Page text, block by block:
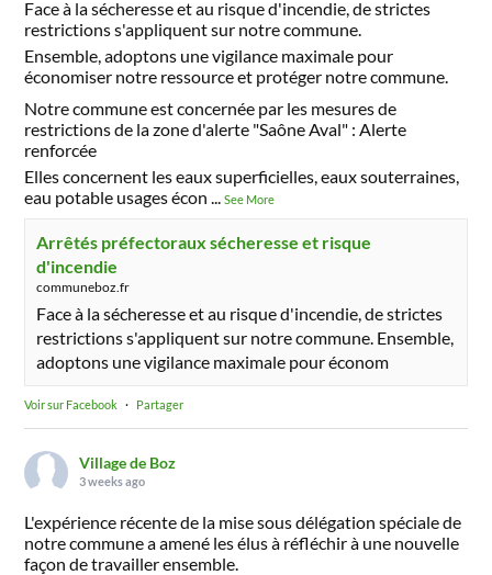
Face à la sécheresse et au risque d'incendie, de strictes
restrictions s'appliquent sur notre commune.
Ensemble, adoptons une vigilance maximale pour
économiser notre ressource et protéger notre commune.
Notre commune est concernée par les mesures de
restrictions de la zone d'alerte "Saône Aval" : Alerte
renforcée
Elles concernent les eaux superficielles, eaux souterraines,
eau potable usages écon ...See More
Arrêtés préfectoraux sécheresse et risque
d'incendie
communeboz.fr
Face à la sécheresse et au risque d'incendie, de strictes
restrictions s'appliquent sur notre commune. Ensemble,
adoptons une vigilance maximale pour économ
Voir sur Facebook · Partager
Village de Boz
3 weeks ago
L'expérience récente de la mise sous délégation spéciale de
notre commune a amené les élus à réfléchir à une nouvelle
façon de travailler ensemble.